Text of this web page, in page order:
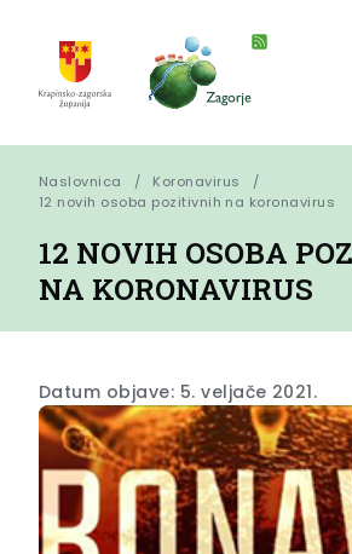
Naslovnica
Koronavirus
12 novih osoba pozitivnih na koronavirus
12 NOVIH OSOBA
NA KORONAVIRUS
Datum objave: 5. veljače 2021.